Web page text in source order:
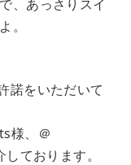
、あっさりスイ
。
諾をいただいて
様、＠
ております。